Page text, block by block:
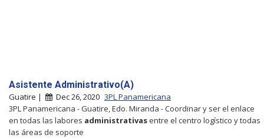
Asistente Administrativo(A)
Guatire | Dec 26, 2020 3PL Panamericana
3PL Panamericana - Guatire, Edo. Miranda - Coordinar y ser el enlace
en todas las labores administrativasentre el centro logístico y todas
las áreas de soporte